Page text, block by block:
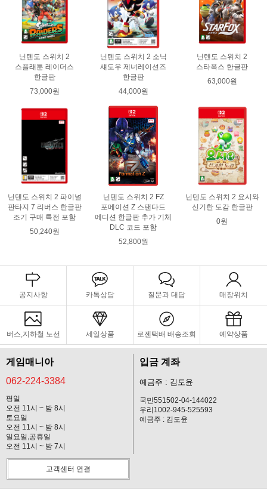
닌텐도 스위치 2
스플래툰 레이더스
한글판
73,000원
닌텐도 스위치 2 소닉
섀도우 제너레이션즈
한글판
44,000원
닌텐도 스위치 2
스타폭스 한글판
63,000원
닌텐도 스위치 2 파이널
판타지 7 리버스 한글판
조기 구매 특전 포함
50,240원
닌텐도 스위치 2 FZ
포메이션 Z 스탠다드
에디션 한글판 추가 기체
DLC 코드 포함
52,800원
닌텐도 스위치 2 요시와
신기한 도감 한글판
0원
공지사항 카톡상담 질문과 대답 매장위치
버스,지하철 노선 세일상품 로젠택배 배송조회 예약상품
게임매니아
062-224-3384
평일
오전 11시 ~ 밤 8시
토요일
오전 11시 ~ 밤 8시
일요일,공휴일
오전 11시 ~ 밤 7시
입금 계좌
예금주 : 김도윤
국민551502-04-144022
우리1002-945-525593
예금주 : 김도윤
고객센터 연결